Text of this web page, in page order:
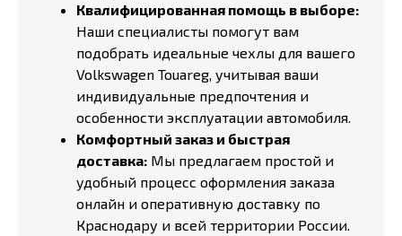
Квалифицированная помощь в выборе:
Наши специалисты помогут вам
подобрать идеальные чехлы для вашего
Volkswagen Touareg, учитывая ваши
индивидуальные предпочтения и
особенности эксплуатации автомобиля.
Комфортный заказ и быстрая
доставка: Мы предлагаем простой и
удобный процесс оформления заказа
онлайн и оперативную доставку по
Краснодару и всей территории России.